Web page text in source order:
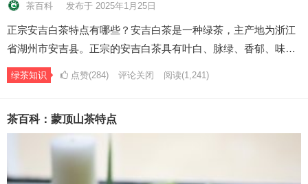
茶百科 发布于 2025年1月25日
正宗安吉白茶特点有哪些？安吉白茶是一种绿茶，主产地为浙江
省湖州市安吉县。正宗的安吉白茶具有叶白、脉绿、香郁、味…
绿茶知识 点赞(284) 评论关闭 阅读(1,241)
茶百科：蒙顶山茶特点